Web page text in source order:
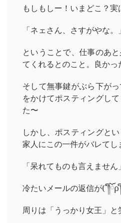
もしもしー！いまどこ？実
「ネェさん、さすがやな。」
ということで、仕事のあ
てくれるとのこと。良かっ
そして無事鍵がぶら下が
をかけてポスティングし
た〜
しかし、ポスティングとい
家人にこの一件がバレてし
「呆れてものも言えません」
冷たいメールの返信が(´༎ຶོ
周りは「うっかり女王」